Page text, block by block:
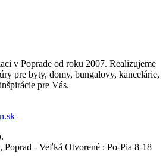
v Poprade od roku 2007. Realizujeme
pre byty, domy, bungalovy, kancelárie,
pre Vás.
Poprad - Veľká Otvorené : Po-Pia 8-18